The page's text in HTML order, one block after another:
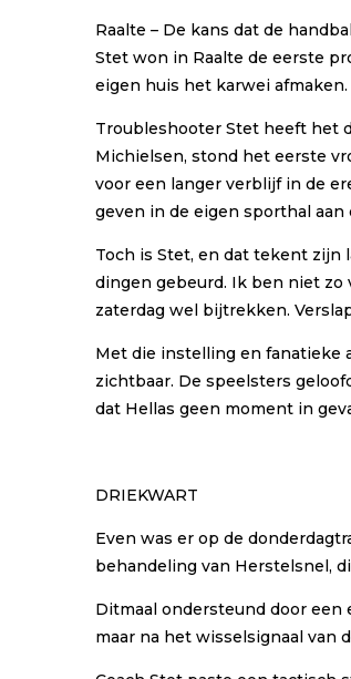
Raalte – De kans dat de
Stet won in Raalte de eerste
eigen huis het karwei afmaken.
Troubleshooter Stet heeft het
Michielsen, stond het eerste
voor een langer verblijf in de
geven in de eigen sporthal aan
Toch is Stet, en dat tekent zijn
dingen gebeurd. Ik ben niet zo
zaterdag wel bijtrekken.
Met die instelling en fanatieke
zichtbaar. De speelsters
dat Hellas geen moment in
DRIEKWART
Even was er op de
behandeling van Herstelsnel,
Ditmaal ondersteund door een
maar na het wisselsignaal van